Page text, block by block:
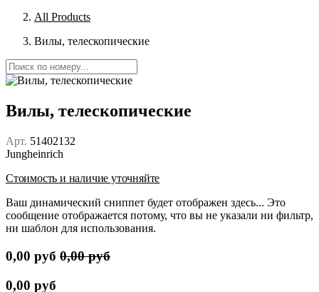
All Products
Вилы, телескопические
Вилы, телескопические
Арт. 51402132
Jungheinrich
Стоимость и наличие уточняйте
Ваш динамический сниппет будет отображен здесь... Это
сообщение отображается потому, что вы не указали ни фильтр,
ни шаблон для использования.
0,00 руб 0,00руб
0,00 руб